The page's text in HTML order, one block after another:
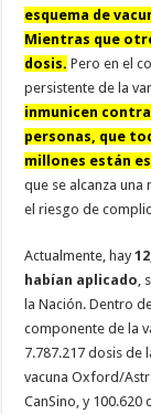
esquema de
Mientras que
dosis. Pero en el
persistente de la
inmunicen
personas, que
millones están
que se alcanza
el riesgo de
Actualmente, hay
habían aplicado
la Nación. Dentro
componente de la
7.787.217 dosis de
vacuna Oxford/
CanSino, y 100.620